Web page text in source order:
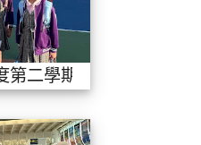
二學期開學典禮
114學年度六